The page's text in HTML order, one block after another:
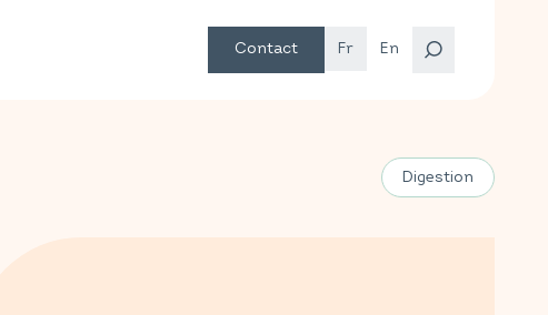
Contact Fr En
Digestion